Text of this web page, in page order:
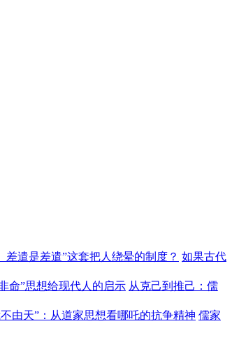
遣是差遣”这套把人绕晕的制度？ 如果古代
命”思想给现代人的启示 从克己到推己：儒
由天”：从道家思想看哪吒的抗争精神 儒家